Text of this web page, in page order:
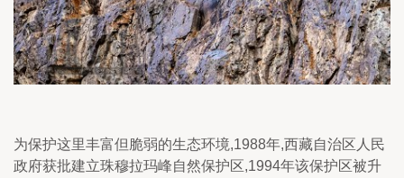
为保护这里丰富但脆弱的生态环境,1988年,西藏自治区人民
政府获批建立珠穆拉玛峰自然保护区,1994年该保护区被升